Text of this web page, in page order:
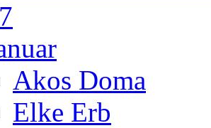
Akos Doma
Elke Erb